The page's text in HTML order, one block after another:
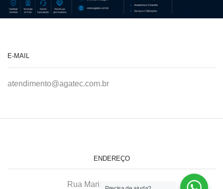
E-MAIL
atendimento@agatec.com.br
ENDEREÇO
Rua Maria Afonso, 166-A